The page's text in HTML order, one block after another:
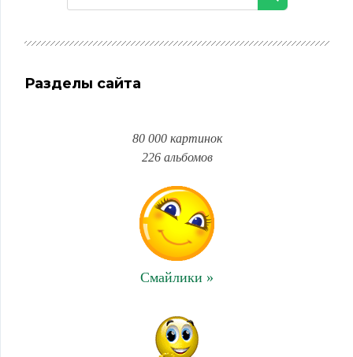
Разделы сайта
80 000 картинок
226 альбомов
Смайлики »